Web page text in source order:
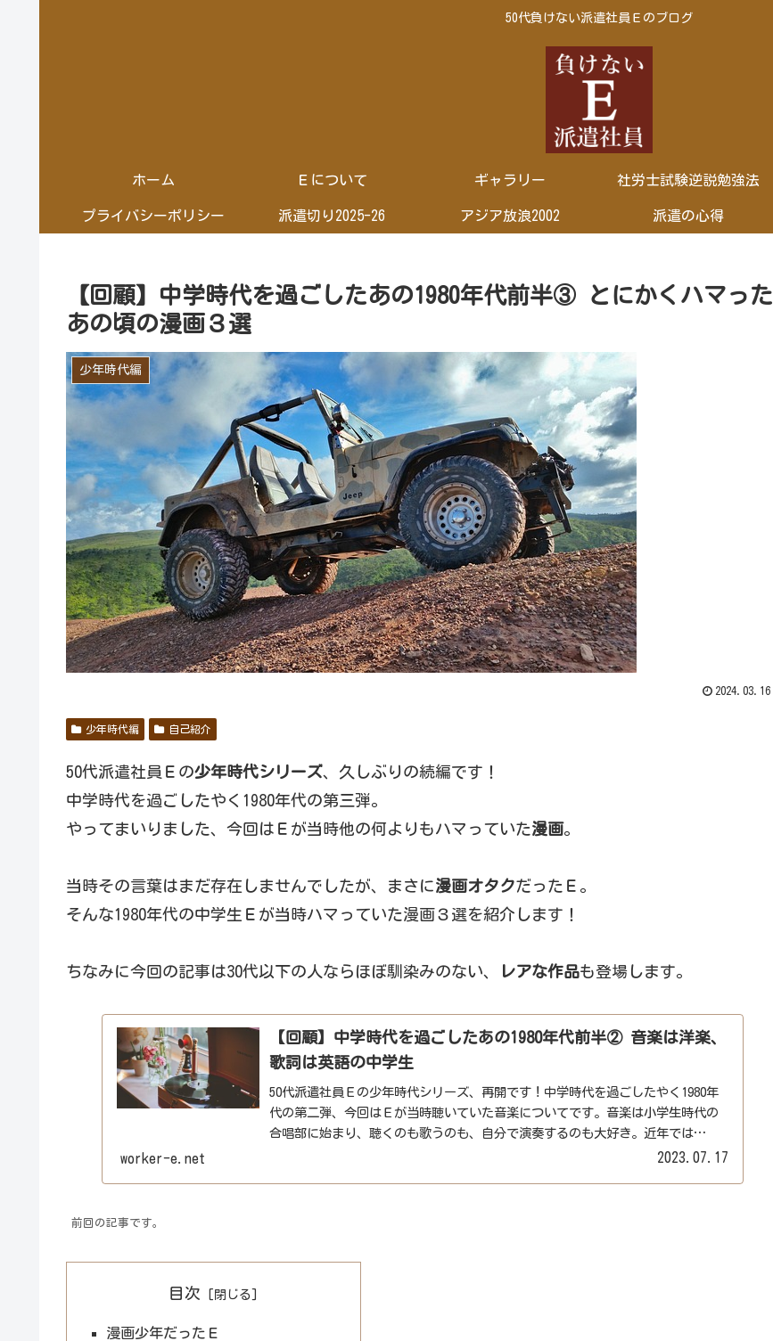
50代負けない派遣社員Ｅのブログ
ホーム Ｅについて ギャラリー 社労士試験逆説勉強法
プライバシーポリシー 派遣切り2025-26 アジア放浪2002 派遣の心得
【回顧】中学時代を過ごしたあの1980年代前半③ とにかくハマった
あの頃の漫画３選
少年時代編
2024.03.16
少年時代編 自己紹介
50代派遣社員Ｅの少年時代シリーズ、久しぶりの続編です！
中学時代を過ごしたやく1980年代の第三弾。
やってまいりました、今回はＥが当時他の何よりもハマっていた漫画。
当時その言葉はまだ存在しませんでしたが、まさに漫画オタクだったＥ。
そんな1980年代の中学生Ｅが当時ハマっていた漫画３選を紹介します！
ちなみに今回の記事は30代以下の人ならほぼ馴染みのない、 レアな作品も登場します。
【回顧】中学時代を過ごしたあの1980年代前半② 音楽は洋楽、
歌詞は英語の中学生
50代派遣社員Ｅの少年時代シリーズ、再開です！中学時代を過ごしたやく1980年
代の第二弾、今回はＥが当時聴いていた音楽についてです。音楽は小学生時代の
合唱部に始まり、聴くのも歌うのも、自分で演奏するのも大好き。近年では
worker-e.net 2023.07.17
前回の記事です。
目次
漫画少年だったＥ